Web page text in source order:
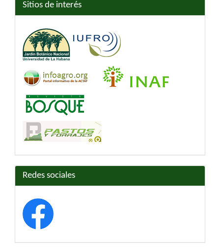
Sitios de interés
Redes sociales